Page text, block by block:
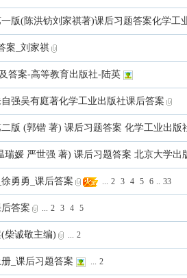
一版(陈洪钫刘家祺著)课后习题答案化学工
案_刘家祺
答案-高等教育出版社-陆英
强吴有庭著化学工业出版社课后答案
二版 (郭锴 著) 课后习题答案 化学工业出版
瑞媛 严世强 著) 课后习题答案 北京大学出
勇勇_课后答案 ... 2 3 4 5 6 .. 33
答案 ... 2 3 4 5
柴诚敬主编) ... 2
_课后习题答案 ... 2